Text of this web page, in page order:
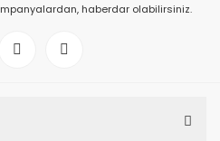
Parfüm 100 Ml
haberdar olabilirsiniz.